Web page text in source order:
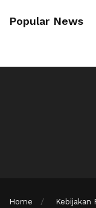
Popular News
Home Kebijakan